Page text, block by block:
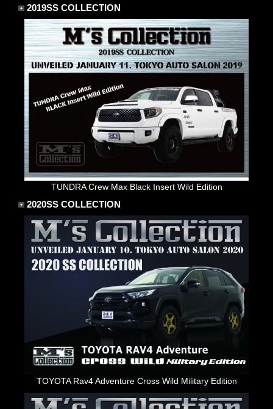
サービス・保証
買取のご案内
店舗情報
会社概要
トップメッセージ
スタッフ紹介
ブログ
イベント
ニュース
スタッフブログ
メールフォーム
電話はこちら
2019SS COLLECTION
TUNDRA Crew Max Black Insert Wild Edition
2020SS COLLECTION
TOYOTA Rav4 Adventure Cross Wild Military Edition